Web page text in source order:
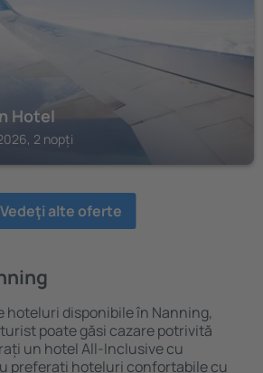
Hotel
2 nopți
Vedeţi alte oferte
hoteluri disponibile în Nanning,
poate găsi cazare potrivită
un hotel All-Inclusive cu
preferați hoteluri confortabile cu